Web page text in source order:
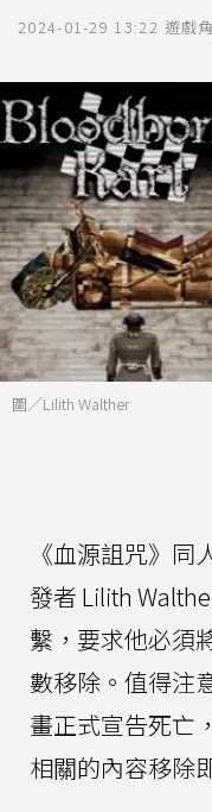
2024-01-29 13:22 遊戲
圖／Lilith Walther
《血源詛咒》
發者 Lilith
繫，要求他必須
數移除。值得注
畫正式宣告死亡
相關的內容移除